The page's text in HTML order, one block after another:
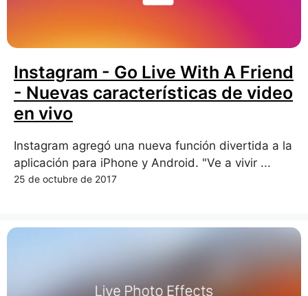
Instagram - Go Live With A Friend
- Nuevas características de video
en vivo
Instagram agregó una nueva función divertida a la
aplicación para iPhone y Android. "Ve a vivir ...
25 de octubre de 2017